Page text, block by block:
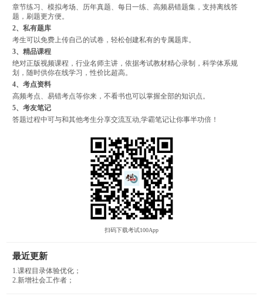
章节练习、模拟考场、历年真题、每日一练、高频易错题集，支持离线答
题，刷题更方便。
2、私有题库
考生可以免费上传自己的试卷，轻松创建私有的专属题库。
3、精品课程
绝对正版视频课程，行业名师主讲，依据考试教材精心录制，科学体系规
划，随时供你在线学习，性价比超高。
4、考点资料
高频考点、易错考点等你来，不看书也可以掌握全部的知识点。
5、考友笔记
答题过程中可与和其他考生分享交流互动,学霸笔记让你事半功倍！
扫码下载考试100App
最近更新
1.课程目录体验优化；
2.新增社会工作者；